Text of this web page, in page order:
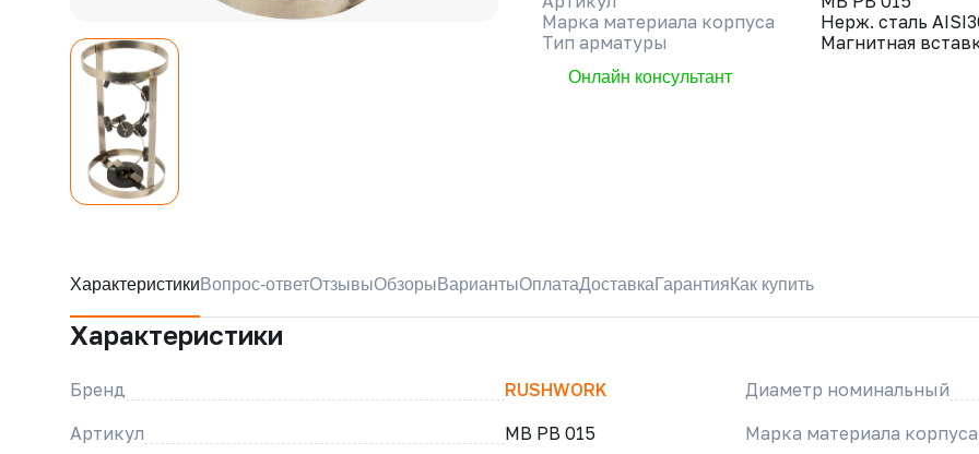
Марка материала корпуса
Нерж. сталь
Тип арматуры
Магнитная
Онлайн консультант
Характеристики Вопрос-ответОтзывыОбзоры ВариантыОплатаДоставка Гарантия Как купить
Характеристики
Бренд RUSHWORK
Диаметр номинальный
Артикул
МВ РВ 015
Марка материала корпуса